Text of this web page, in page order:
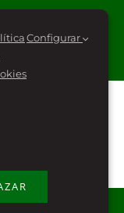
y Resiliencia
(PRTR-NG)
Configurar